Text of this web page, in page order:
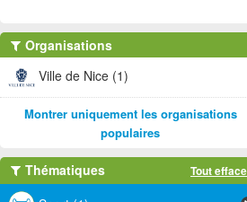
Organisations
Ville de Nice (1)
Montrer uniquement les organisations
populaires
Thématiques Tout